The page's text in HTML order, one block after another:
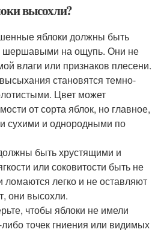
высохли?
яблоки должны быть
шершавыми на ощупь. Они не
влаги или признаков плесени.
становятся темно-
Цвет может
от сорта яблок, но главное,
сухими и однородными по
быть хрустящими и
или соковитости быть не
легко и не оставляют
они высохли.
чтобы яблоки не имели
точек гниения или видимых